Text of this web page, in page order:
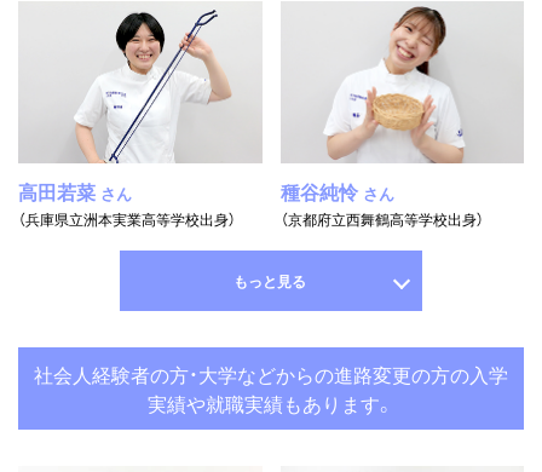
高田若菜 さん
（兵庫県立洲本実業高等学校出身）
種谷純怜 さん
（京都府立西舞鶴高等学校出身）
もっと見る
社会人経験者の方・大学などからの進路変更の方の入学
実績や就職実績もあります。